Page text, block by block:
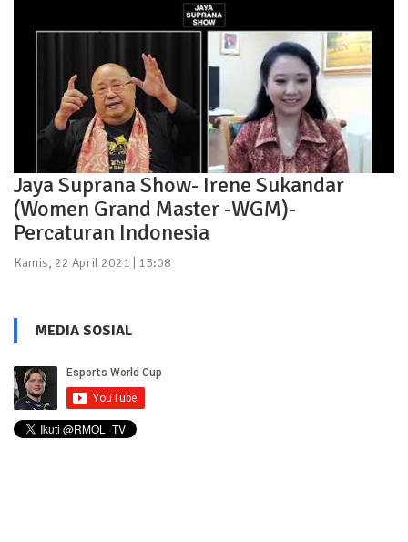
Jaya Suprana Show- Irene Sukandar
(Women Grand Master -WGM)-
Percaturan Indonesia
Kamis, 22 April 2021 | 13:08
MEDIA SOSIAL